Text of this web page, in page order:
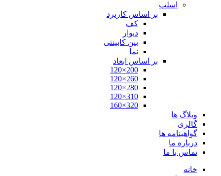
اسلب
بر اساس کاربرد
کف
دیوار
بین کابینتی
نما
بر اساس ابعاد
200×120
260×120
280×120
310×120
320×160
وبلاگ ها
گالری
گواهینامه ها
درباره ما
تماس با ما
خانه